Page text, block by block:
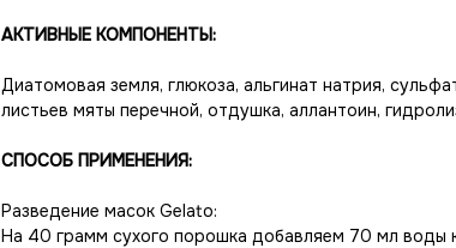
АКТИВНЫЕ КОМПОНЕНТЫ:
Диатомовая земля, глюкоза, альгинат натрия,
листьев мяты перечной, отдушка, аллантоин,
СПОСОБ ПРИМЕНЕНИЯ:
Разведение масок Gelato:
На 40 грамм сухого порошка добавляем 70 мл воды